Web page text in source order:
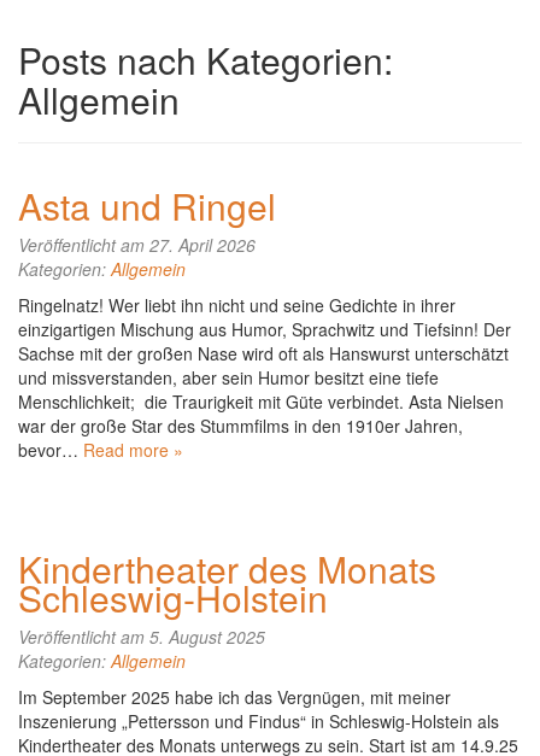
Posts nach Kategorien:
Allgemein
Asta und Ringel
Veröffentlicht am 27. April 2026
Kategorien:Allgemein
Ringelnatz! Wer liebt ihn nicht und seine Gedichte in ihrer
einzigartigen Mischung aus Humor, Sprachwitz und Tiefsinn! Der
Sachse mit der großen Nase wird oft als Hanswurst unterschätzt
und missverstanden, aber sein Humor besitzt eine tiefe
Menschlichkeit; die Traurigkeit mit Güte verbindet. Asta Nielsen
war der große Star des Stummfilms in den 1910er Jahren,
bevor… Read more »
Kindertheater des Monats
Schleswig-Holstein
Veröffentlicht am 5. August 2025
Kategorien:Allgemein
Im September 2025 habe ich das Vergnügen, mit meiner
Inszenierung „Pettersson und Findus“ in Schleswig-Holstein als
Kindertheater des Monats unterwegs zu sein. Start ist am 14.9.25